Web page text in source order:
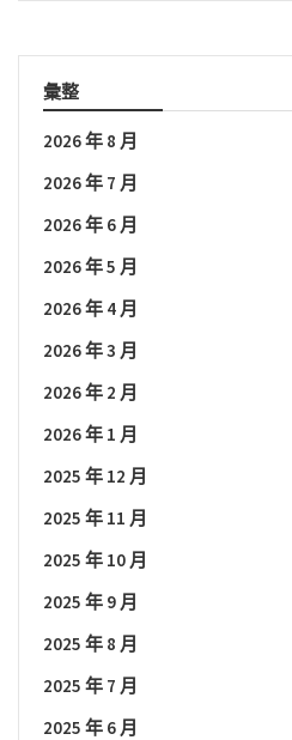
彙整
2026 年 8 月
2026 年 7 月
2026 年 6 月
2026 年 5 月
2026 年 4 月
2026 年 3 月
2026 年 2 月
2026 年 1 月
2025 年 12 月
2025 年 11 月
2025 年 10 月
2025 年 9 月
2025 年 8 月
2025 年 7 月
2025 年 6 月